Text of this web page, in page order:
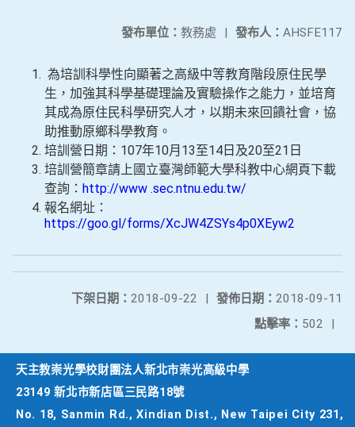
發布人： AHSFE117
發布單位： 教務處 |
為培訓科學性向顯著之高級中等教育階段原住民學
生，加強其科學基礎理論及實驗操作之能力，並培育
其成為原住民科學研究人才，以期未來回饋社會，協
助推動原鄉科學教育。
培訓營日期：107年10月13至14日及20至21日
培訓營簡章請上國立臺灣師範大學科教中心網頁下載
查詢： http://www .sec.ntnu.edu.tw/
報名網址：
https://goo.gl/forms/XcJW4ZSYs4p0XEyw2
發佈日期： 2018-09-11
下架日期： 2018-09-22
|
點擊率： 502 |
天主教崇光學校財團法人新北市崇光高級中學
23149 新北市新店區三民路18號
No. 18, Sanmin Rd., Xindian Dist., New Taipei City 231,